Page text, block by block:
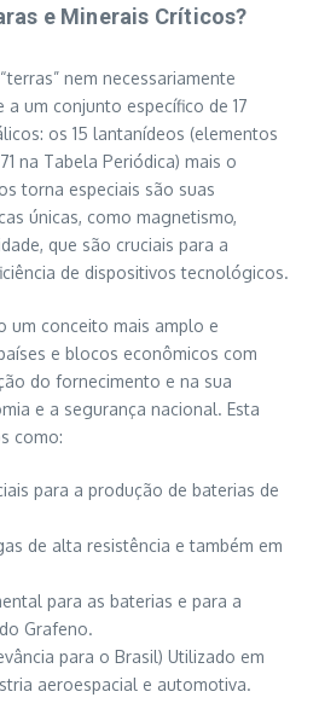
e Minerais Críticos?
nem necessariamente
a um conjunto específico de 17
os 15 lantanídeos (elementos
na Tabela Periódica) mais o
torna especiais são suas
únicas, como magnetismo,
que são cruciais para a
de dispositivos tecnológicos.
um conceito mais amplo e
e blocos econômicos com
do fornecimento e na sua
e a segurança nacional. Esta
como:
para a produção de baterias de
de alta resistência e também em
para as baterias e para a
Grafeno.
para o Brasil) Utilizado em
aeroespacial e automotiva.